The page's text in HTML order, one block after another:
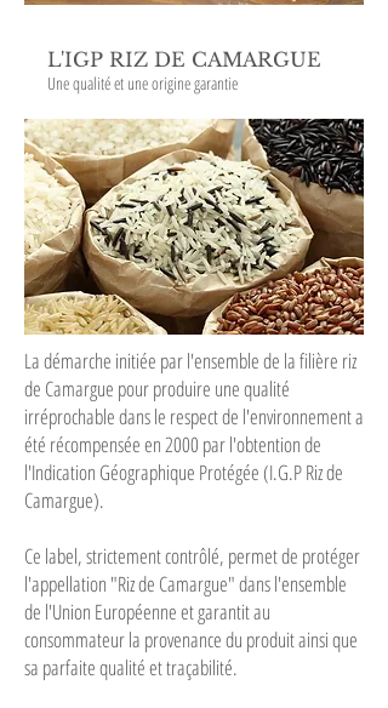
La démarche initiée par l'ensemble de la filière riz
de Camargue pour produire une qualité
irréprochable dans le respect de l'environnement a
été récompensée en 2000 par l'obtention de
l'Indication Géographique Protégée (I.G.P Riz de
Camargue).
Ce label, strictement contrôlé, permet de protéger
l'appellation "Riz de Camargue" dans l'ensemble
de l'Union Européenne et garantit au
consommateur la provenance du produit ainsi que
sa parfaite qualité et traçabilité.
L'IGP RIZ DE CAMARGUE
Une qualité et une origine garantie